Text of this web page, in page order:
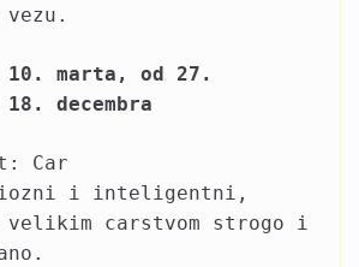
vezu.
marta, od 27.
18. decembra
Car
i inteligentni,
carstvom strogo i